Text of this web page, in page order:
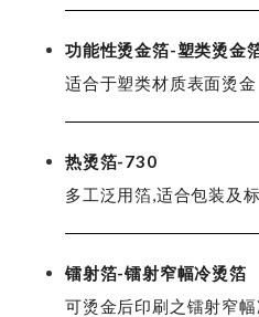
功能性烫金箔-塑类烫金
适合于塑类材质表面烫金
热烫箔-730
多工泛用箔,适合包装及
镭射箔-镭射窄幅冷烫箔
可烫金后印刷之镭射窄